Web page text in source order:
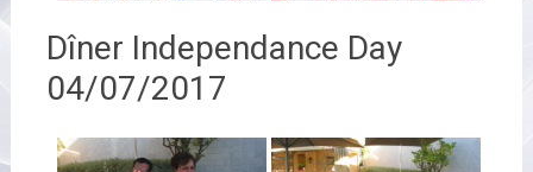
Dîner Independance Day
04/07/2017